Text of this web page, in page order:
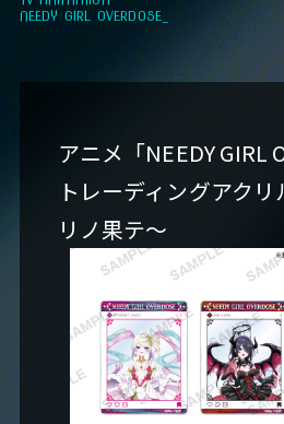
ON AIR
-あめち
-パープ
-獄薔薇
-禰󠄀智禍
NEEDY GIRL OVERDOSE_
アニメ「NEEDY GIRL
トレーディングアク
リノ果テ～